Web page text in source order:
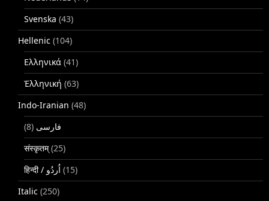
Svenska (43)
Hellenic (104)
Ελληνικά (41)
Ἑλληνική (63)
Indo-Iranian (48)
فارسی (8)
संस्कृतम्(25)
(15)
Italic (250)